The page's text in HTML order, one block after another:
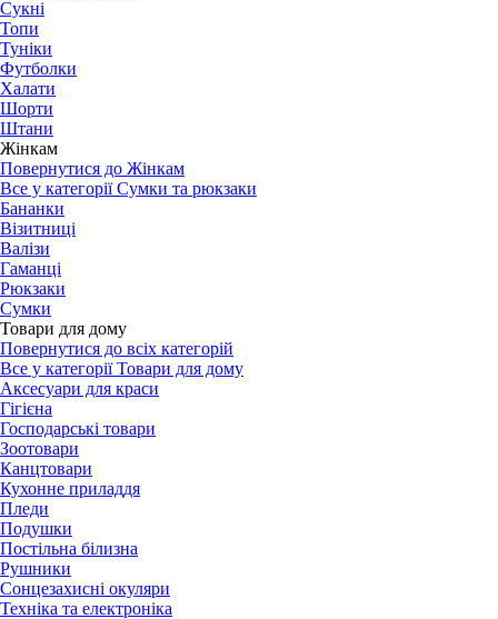
Сукні
Топи
Туніки
Футболки
Халати
Шорти
Штани
Жінкам
Повернутися до Жінкам
Все у категорії Сумки та рюкзаки
Бананки
Візитниці
Валізи
Гаманці
Рюкзаки
Сумки
Товари для дому
Повернутися до всіх категорій
Все у категорії Товари для дому
Аксесуари для краси
Гігієна
Господарські товари
Зоотовари
Канцтовари
Кухонне приладдя
Пледи
Подушки
Постільна білизна
Рушники
Сонцезахисні окуляри
Техніка та електроніка